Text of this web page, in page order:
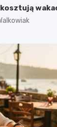
kosztują